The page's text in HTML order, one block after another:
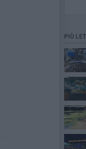
PIÙ